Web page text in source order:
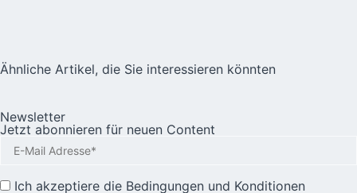
Ähnliche Artikel, die Sie interessieren könnten
Newsletter
Jetzt abonnieren für neuen Content
Ich akzeptiere die Bedingungen und Konditionen